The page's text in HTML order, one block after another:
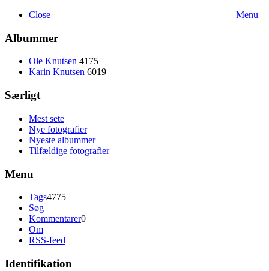
Menu
Close
Albummer
Ole Knutsen 4175
Karin Knutsen 6019
Særligt
Mest sete
Nye fotografier
Nyeste albummer
Tilfældige fotografier
Menu
Tags4775
Søg
Kommentarer0
Om
RSS-feed
Identifikation